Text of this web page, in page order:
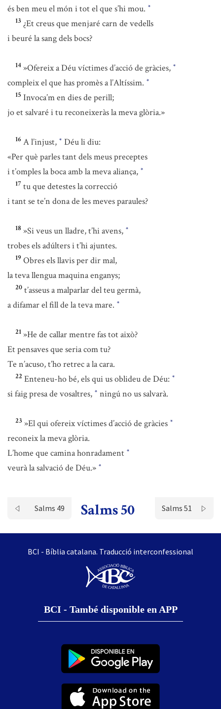
és ben meu el món i tot el que s’hi mou. *
13 ¿Et creus que menjaré carn de vedells
i beuré la sang dels bocs?
14 »Ofereix a Déu víctimes d’acció de gràcies, *
compleix el que has promès a l’Altíssim. *
15 Invoca’m en dies de perill;
jo et salvaré i tu reconeixeràs la meva glòria.»
16 A l’injust, * Déu li diu:
«Per què parles tant dels meus preceptes
i t’omples la boca amb la meva aliança, *
17 tu que detestes la correcció
i tant se te’n dona de les meves paraules?
18 »Si veus un lladre, t’hi avens, *
trobes els adúlters i t’hi ajuntes.
19 Obres els llavis per dir mal,
la teva llengua maquina enganys;
20 t’asseus a malparlar del teu germà,
a difamar el fill de la teva mare. *
21 »He de callar mentre fas tot això?
Et pensaves que seria com tu?
Te n’acuso, t’ho retrec a la cara.
22 Enteneu-ho bé, els qui us oblideu de Déu: *
si faig presa de vosaltres, * ningú no us salvarà.
23 »El qui ofereix víctimes d’acció de gràcies *
reconeix la meva glòria.
L’home que camina honradament *
veurà la salvació de Déu.» *
Salms 49 Salms 50 Salms 51
BCI - Bíblia catalana. Traducció interconfessional
BCI - També disponible en APP